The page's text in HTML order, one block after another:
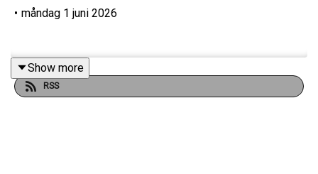
• måndag 1 juni 2026
Show more
RSS